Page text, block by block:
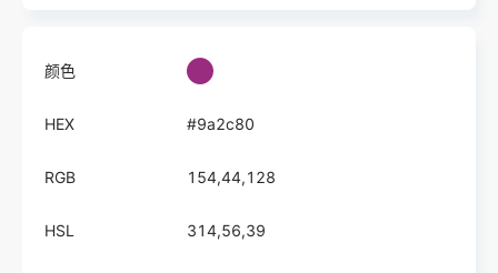
颜色
HEX #9a2c80
RGB 154,44,128
HSL 314,56,39